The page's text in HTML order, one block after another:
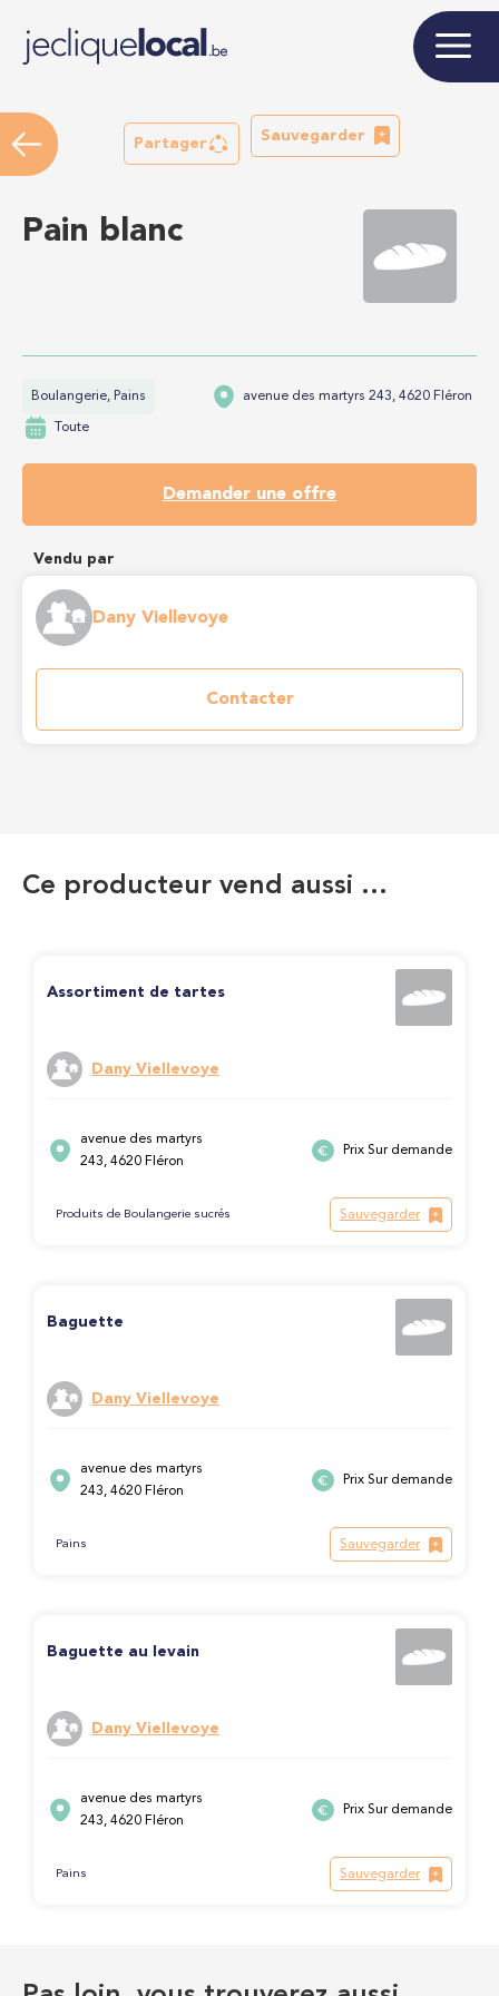
Partager
Sauvegarder
Pain blanc
Boulangerie, Pains avenue des martyrs 243, 4620 Fléron
Toute
Demander une offre
Vendu par
Dany Viellevoye
Contacter
Ce producteur vend aussi …
Assortiment de tartes
Dany Viellevoye
avenue des martyrs
243, 4620 Fléron
Prix Sur demande
Produits de Boulangerie sucrés Sauvegarder
Baguette
Dany Viellevoye
avenue des martyrs
243, 4620 Fléron
Prix Sur demande
Pains Sauvegarder
Baguette au levain
Dany Viellevoye
avenue des martyrs
243, 4620 Fléron
Prix Sur demande
Pains Sauvegarder